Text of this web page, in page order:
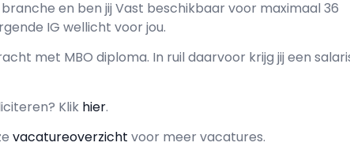
en ben jij Vast beschikbaar voor maximaal 36
IG wellicht voor jou.
met MBO diploma. In ruil daarvoor krijg jij een
Klik hier.
vacatureoverzicht voor meer vacatures.